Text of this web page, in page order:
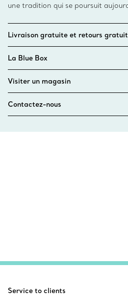
une tradition qui se poursuit
Livraison gratuite et retours
La Blue Box
Visiter un magasin
Contactez-nous
Service to clients